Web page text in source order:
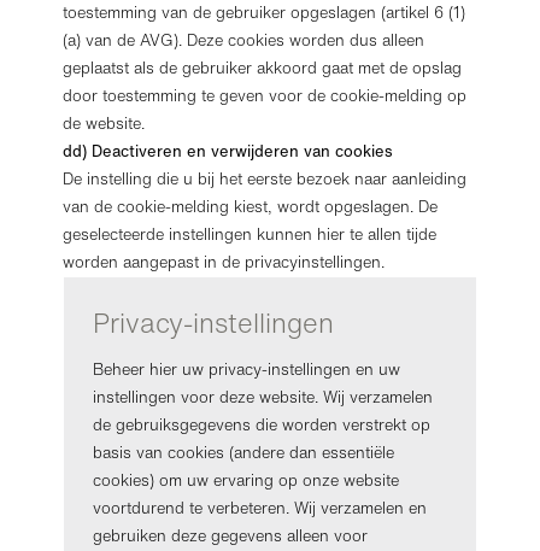
toestemming van de gebruiker opgeslagen (artikel 6 (1)
(a) van de AVG). Deze cookies worden dus alleen
geplaatst als de gebruiker akkoord gaat met de opslag
door toestemming te geven voor de cookie-melding op
de website.
dd) Deactiveren en verwijderen van cookies
De instelling die u bij het eerste bezoek naar aanleiding
van de cookie-melding kiest, wordt opgeslagen. De
geselecteerde instellingen kunnen hier te allen tijde
worden aangepast in de privacyinstellingen.
Privacy-instellingen
Beheer hier uw privacy-instellingen en uw
instellingen voor deze website. Wij verzamelen
de gebruiksgegevens die worden verstrekt op
basis van cookies (andere dan essentiële
cookies) om uw ervaring op onze website
voortdurend te verbeteren. Wij verzamelen en
gebruiken deze gegevens alleen voor